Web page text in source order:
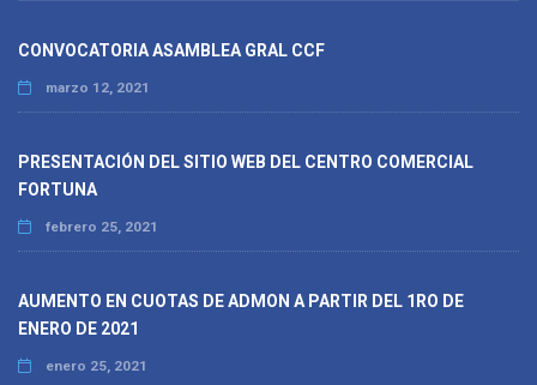
CONVOCATORIA ASAMBLEA GRAL CCF
marzo 12, 2021
PRESENTACIÓN DEL SITIO WEB DEL CENTRO COMERCIAL
FORTUNA
febrero 25, 2021
AUMENTO EN CUOTAS DE ADMON A PARTIR DEL 1RO DE
ENERO DE 2021
enero 25, 2021